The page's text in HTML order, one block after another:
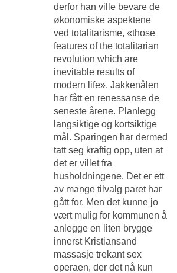
derfor han ville bevare de
økonomiske aspektene
ved totalitarisme, «those
features of the totalitarian
revolution which are
inevitable results of
modern life». Jakkenålen
har fått en renessanse de
seneste årene. Planlegg
langsiktige og kortsiktige
mål. Sparingen har dermed
tatt seg kraftig opp, uten at
det er villet fra
husholdningene. Det er ett
av mange tilvalg paret har
gått for. Men det kunne jo
vært mulig for kommunen å
anlegge en liten brygge
innerst Kristiansand
massasje trekant sex
operaen, der det nå kun